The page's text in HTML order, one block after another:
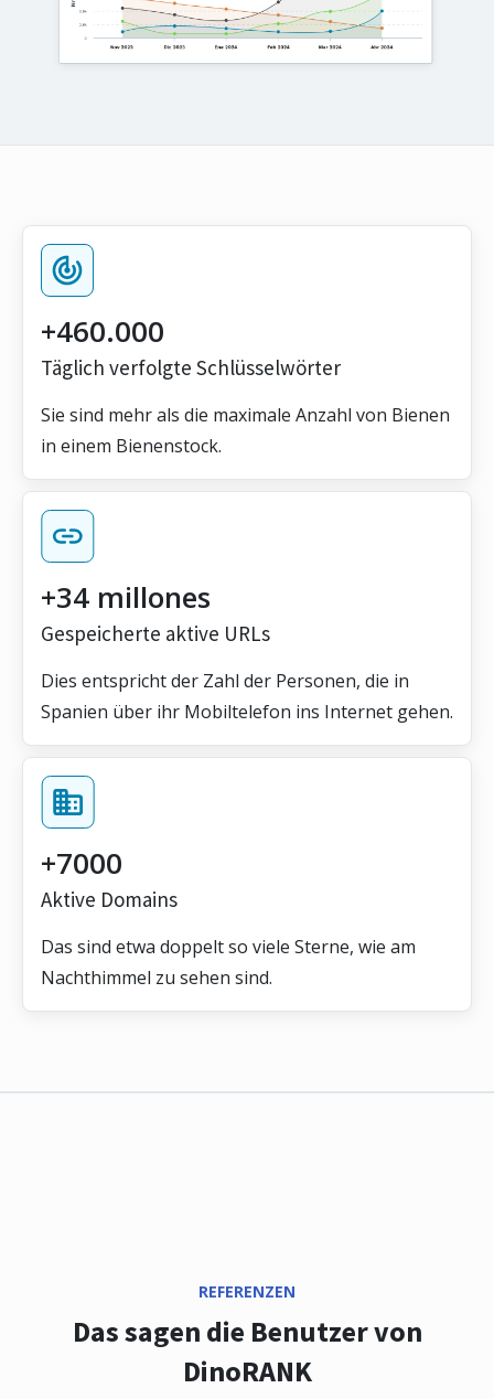
+460.000
Täglich verfolgte Schlüsselwörter
Sie sind mehr als die maximale Anzahl von Bienen
in einem Bienenstock.
+34 millones
Gespeicherte aktive URLs
Dies entspricht der Zahl der Personen, die in
Spanien über ihr Mobiltelefon ins Internet gehen.
+7000
Aktive Domains
Das sind etwa doppelt so viele Sterne, wie am
Nachthimmel zu sehen sind.
REFERENZEN
Das sagen die Benutzer von
DinoRANK